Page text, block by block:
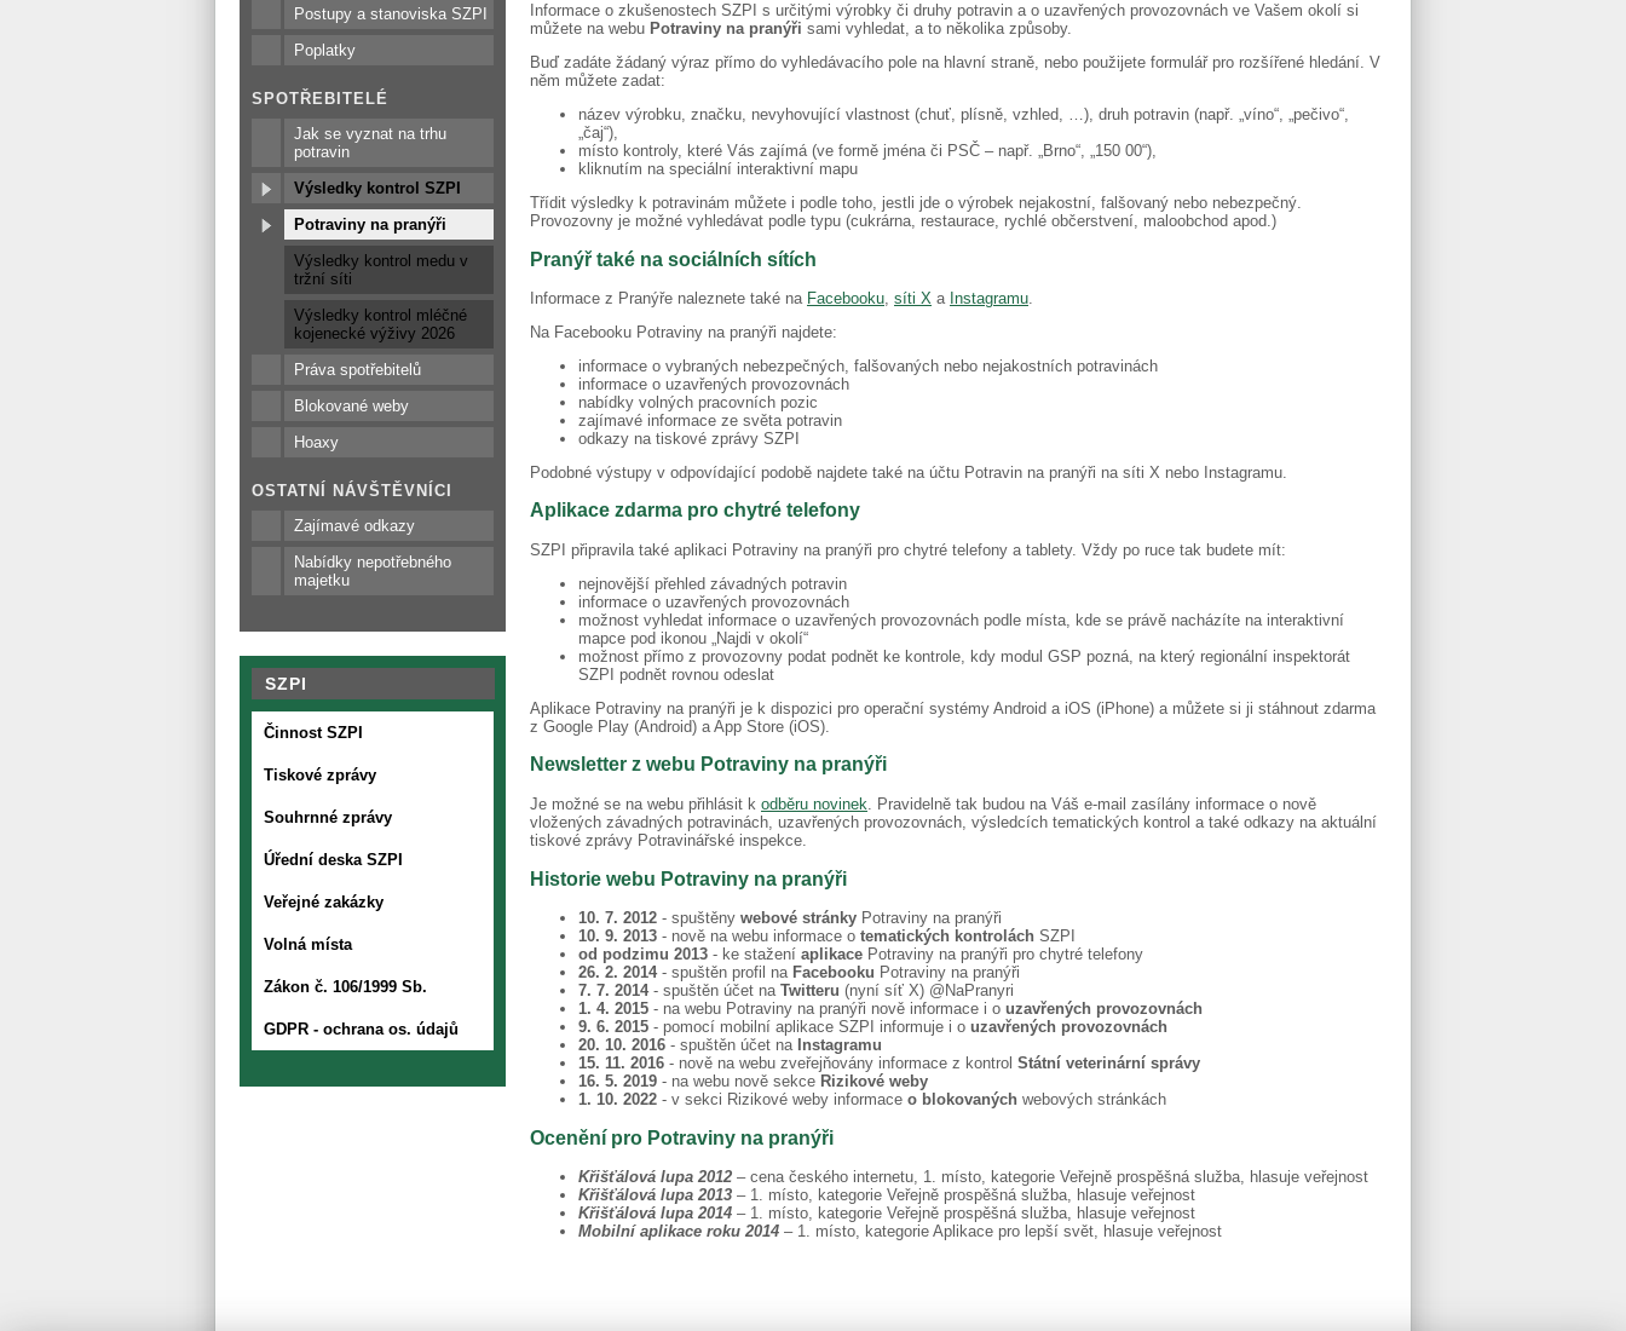
Postupy a stanoviska SZPI
Poplatky
SPOTŘEBITELÉ
Jak se vyznat na trhu
potravin
Výsledky kontrol SZPI
Potraviny na pranýři
Výsledky kontrol medu v
tržní síti
Výsledky kontrol mléčné
kojenecké výživy 2026
Práva spotřebitelů
Blokované weby
Hoaxy
OSTATNÍ NÁVŠTĚVNÍCI
Zajímavé odkazy
Nabídky nepotřebného
majetku
SZPI
Činnost SZPI
Tiskové zprávy
Souhrnné zprávy
Úřední deska SZPI
Veřejné zakázky
Volná místa
Zákon č. 106/1999 Sb.
GDPR - ochrana os. údajů
Informace o zkušenostech SZPI s určitými výrobky či druhy potravin a o uzavřených provozovnách ve Vašem okolí si
můžete na webu Potraviny na pranýři sami vyhledat, a to několika způsoby.
Buď zadáte žádaný výraz přímo do vyhledávacího pole na hlavní straně, nebo použijete formulář pro rozšířené hledání. V
něm můžete zadat:
název výrobku, značku, nevyhovující vlastnost (chuť, plísně, vzhled, …), druh potravin (např. „víno“, „pečivo“,
„čaj“),
místo kontroly, které Vás zajímá (ve formě jména či PSČ – např. „Brno“, „150 00“),
kliknutím na speciální interaktivní mapu
Třídit výsledky k potravinám můžete i podle toho, jestli jde o výrobek nejakostní, falšovaný nebo nebezpečný.
Provozovny je možné vyhledávat podle typu (cukrárna, restaurace, rychlé občerstvení, maloobchod apod.)
Pranýř také na sociálních sítích
Informace z Pranýře naleznete také na Facebooku, síti X a Instagramu.
Na Facebooku Potraviny na pranýři najdete:
informace o vybraných nebezpečných, falšovaných nebo nejakostních potravinách
informace o uzavřených provozovnách
nabídky volných pracovních pozic
zajímavé informace ze světa potravin
odkazy na tiskové zprávy SZPI
Podobné výstupy v odpovídající podobě najdete také na účtu Potravin na pranýři na síti X nebo Instagramu.
Aplikace zdarma pro chytré telefony
SZPI připravila také aplikaci Potraviny na pranýři pro chytré telefony a tablety. Vždy po ruce tak budete mít:
nejnovější přehled závadných potravin
informace o uzavřených provozovnách
možnost vyhledat informace o uzavřených provozovnách podle místa, kde se právě nacházíte na interaktivní
mapce pod ikonou „Najdi v okolí“
možnost přímo z provozovny podat podnět ke kontrole, kdy modul GSP pozná, na který regionální inspektorát
SZPI podnět rovnou odeslat
Aplikace Potraviny na pranýři je k dispozici pro operační systémy Android a iOS (iPhone) a můžete si ji stáhnout zdarma
z Google Play (Android) a App Store (iOS).
Newsletter z webu Potraviny na pranýři
Je možné se na webu přihlásit k odběru novinek. Pravidelně tak budou na Váš e-mail zasílány informace o nově
vložených závadných potravinách, uzavřených provozovnách, výsledcích tematických kontrol a také odkazy na aktuální
tiskové zprávy Potravinářské inspekce.
Historie webu Potraviny na pranýři
10. 7. 2012 - spuštěny webové stránky Potraviny na pranýři
10. 9. 2013 - nově na webu informace o tematických kontrolách SZPI
od podzimu 2013 - ke stažení aplikace Potraviny na pranýři pro chytré telefony
26. 2. 2014- spuštěn profil na Facebooku Potraviny na pranýři
7. 7. 2014- spuštěn účet na Twitteru (nyní síť X) @NaPranyri
1. 4. 2015 - na webu Potraviny na pranýři nově informace i o uzavřených provozovnách
9. 6. 2015 - pomocí mobilní aplikace SZPI informuje i o uzavřených provozovnách
20. 10. 2016 - spuštěn účet na Instagramu
15. 11. 2016 - nově na webu zveřejňovány informace z kontrol Státní veterinární správy
16. 5. 2019 - na webu nově sekce Rizikové weby
1. 10. 2022 - v sekci Rizikové weby informace o blokovaných webových stránkách
Ocenění pro Potraviny na pranýři
Křišťálová lupa 2012 – cena českého internetu, 1. místo, kategorie Veřejně prospěšná služba, hlasuje veřejnost
Křišťálová lupa 2013 – 1. místo, kategorie Veřejně prospěšná služba, hlasuje veřejnost
Křišťálová lupa 2014 – 1. místo, kategorie Veřejně prospěšná služba, hlasuje veřejnost
Mobilní aplikace roku 2014 – 1. místo, kategorie Aplikace pro lepší svět, hlasuje veřejnost